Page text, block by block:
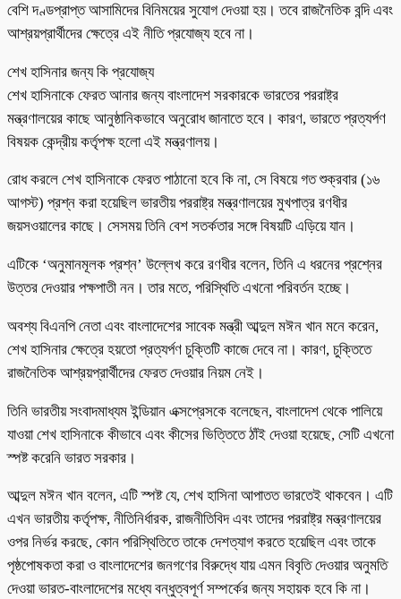
বেশি দণ্ডপ্রাপ্ত আসামিদের বিনিময়ের সুযোগ দেওয়া হয়। তবে রাজনৈতিক বন্দি এবং
আশ্রয়প্রার্থীদের ক্ষেত্রে এই নীতি প্রযোজ্য হবে না।
শেখ হাসিনার জন্য কি প্রযোজ্য
শেখ হাসিনাকে ফেরত আনার জন্য বাংলাদেশ সরকারকে ভারতের পররাষ্ট্র
মন্ত্রণালয়ের কাছে আনুষ্ঠানিকভাবে অনুরোধ জানাতে হবে। কারণ, ভারতে প্রত্যর্পণ
বিষয়ক কেন্দ্রীয় কর্তৃপক্ষ হলো এই মন্ত্রণালয়।
রোধ করলে শেখ হাসিনাকে ফেরত পাঠানো হবে কি না, সে বিষয়ে গত শুক্রবার (১৬
আগস্ট) প্রশ্ন করা হয়েছিল ভারতীয় পররাষ্ট্র মন্ত্রণালয়ের মুখপাত্র রণধীর
জয়সওয়ালের কাছে। সেসময় তিনি বেশ সতর্কতার সঙ্গে বিষয়টি এড়িয়ে যান।
এটিকে ‘অনুমানমূলক প্রশ্ন’ উল্লেখ করে রণধীর বলেন, তিনি এ ধরনের প্রশ্নের
উত্তর দেওয়ার পক্ষপাতী নন। তার মতে, পরিস্থিতি এখনো পরিবর্তন হচ্ছে।
অবশ্য বিএনপি নেতা এবং বাংলাদেশের সাবেক মন্ত্রী আব্দুল মঈন খান মনে করেন,
শেখ হাসিনার ক্ষেত্রে হয়তো প্রত্যর্পণ চুক্তিটি কাজে দেবে না। কারণ, চুক্তিতে
রাজনৈতিক আশ্রয়প্রার্থীদের ফেরত দেওয়ার নিয়ম নেই।
তিনি ভারতীয় সংবাদমাধ্যম ইন্ডিয়ান এক্সপ্রেসকে বলেছেন, বাংলাদেশ থেকে পালিয়ে
যাওয়া শেখ হাসিনাকে কীভাবে এবং কীসের ভিত্তিতে ঠাঁই দেওয়া হয়েছে, সেটি এখনো
স্পষ্ট করেনি ভারত সরকার।
আব্দুল মঈন খান বলেন, এটি স্পষ্ট যে, শেখ হাসিনা আপাতত ভারতেই থাকবেন। এটি
এখন ভারতীয় কর্তৃপক্ষ, নীতিনির্ধারক, রাজনীতিবিদ এবং তাদের পররাষ্ট্র মন্ত্রণালয়ের
ওপর নির্ভর করছে, কোন পরিস্থিতিতে তাকে দেশত্যাগ করতে হয়েছিল এবং তাকে
পৃষ্ঠপোষকতা করা ও বাংলাদেশের জনগণের বিরুদ্ধে যায় এমন বিবৃতি দেওয়ার অনুমতি
দেওয়া ভারত-বাংলাদেশের মধ্যে বন্ধুত্বপূর্ণ সম্পর্কের জন্য সহায়ক হবে কি না।